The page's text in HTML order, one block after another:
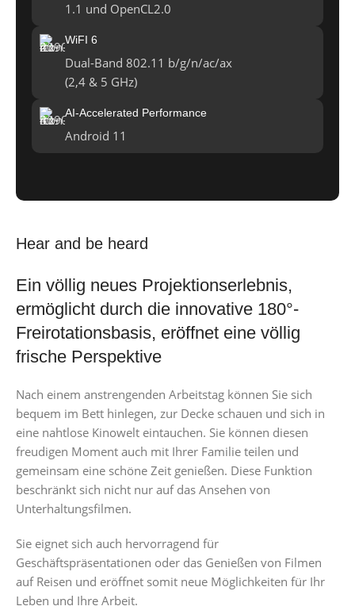
1.1 und OpenCL2.0
WiFI 6
Dual-Band 802.11 b/g/n/ac/ax
(2,4 & 5 GHz)
AI-Accelerated Performance
Android 11
Hear and be heard
Ein völlig neues Projektionserlebnis,
ermöglicht durch die innovative 180°-
Freirotationsbasis, eröffnet eine völlig
frische Perspektive
Nach einem anstrengenden Arbeitstag können Sie sich
bequem im Bett hinlegen, zur Decke schauen und sich in
eine nahtlose Kinowelt eintauchen. Sie können diesen
freudigen Moment auch mit Ihrer Familie teilen und
gemeinsam eine schöne Zeit genießen. Diese Funktion
beschränkt sich nicht nur auf das Ansehen von
Unterhaltungsfilmen.
Sie eignet sich auch hervorragend für
Geschäftspräsentationen oder das Genießen von Filmen
auf Reisen und eröffnet somit neue Möglichkeiten für Ihr
Leben und Ihre Arbeit.